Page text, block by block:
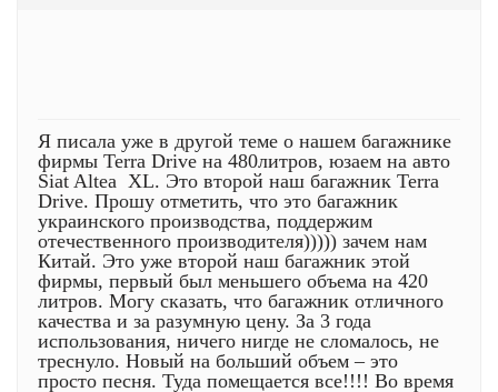
Я писала уже в другой теме о нашем багажнике
фирмы Terra Drive на 480литров, юзаем на авто
Siat Altea XL. Это второй наш багажник Terra
Drive. Прошу отметить, что это багажник
украинского производства, поддержим
отечественного производителя))))) зачем нам
Китай. Это уже второй наш багажник этой
фирмы, первый был меньшего объема на 420
литров. Могу сказать, что багажник отличного
качества и за разумную цену. За 3 года
использования, ничего нигде не сломалось, не
треснуло. Новый на больший объем – это
просто песня. Туда помещается все!!!! Во время